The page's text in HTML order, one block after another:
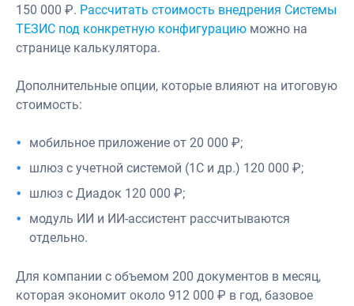
150 000 ₽. Рассчитать стоимость внедрения Системы
ТЕЗИС под конкретную конфигурацию можно на
странице калькулятора.
Дополнительные опции, которые влияют на итоговую
стоимость:
мобильное приложение от 20 000 ₽;
шлюз с учетной системой (1С и др.) 120 000 ₽;
шлюз с Диадок 120 000 ₽;
модуль ИИ и ИИ-ассистент рассчитываются
отдельно.
Для компании с объемом 200 документов в месяц,
которая экономит около 912 000 ₽ в год, базовое